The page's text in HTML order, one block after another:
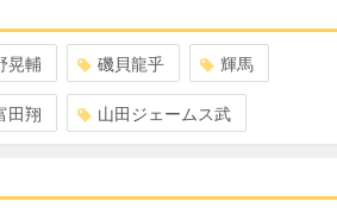
晃輔 磯貝龍乎 輝馬
田翔 山田ジェームス武